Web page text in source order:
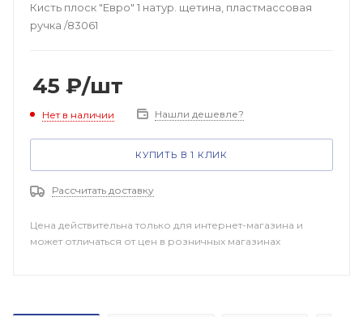
Кисть плоск "Евро" 1 натур. щетина, пластмассовая
ручка /83061
45 ₽/шт
Нет в наличии Нашли дешевле?
КУПИТЬ В 1 КЛИК
Рассчитать доставку
Цена действительна только для интернет-магазина и
может отличаться от цен в розничных магазинах